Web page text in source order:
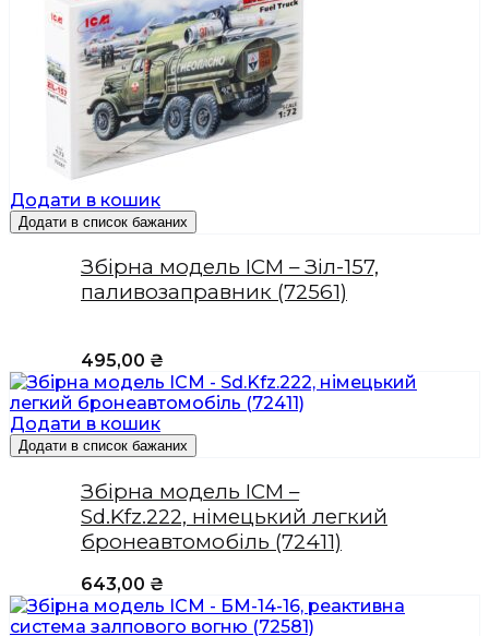
Додати в кошик
Додати в список бажаних
Збірна модель ICM – Зіл-157,
паливозаправник (72561)
495,00 ₴
Додати в кошик
Додати в список бажаних
Збірна модель ICM –
Sd.Kfz.222, німецький легкий
бронеавтомобіль (72411)
643,00 ₴